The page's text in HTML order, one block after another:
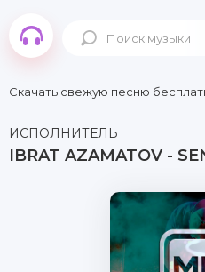
Скачать свежую песню
ИСПОЛНИТЕЛЬ
IBRAT AZAMATOV -